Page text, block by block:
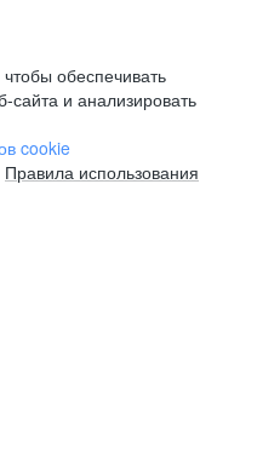
обеспечивать
сайта и анализировать
cookie
Правила использования